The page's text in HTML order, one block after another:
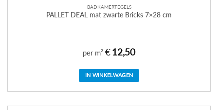
BADKAMERTEGELS
PALLET DEAL mat zwarte Bricks 7×28 cm
per m² €12,50
IN WINKELWAGEN